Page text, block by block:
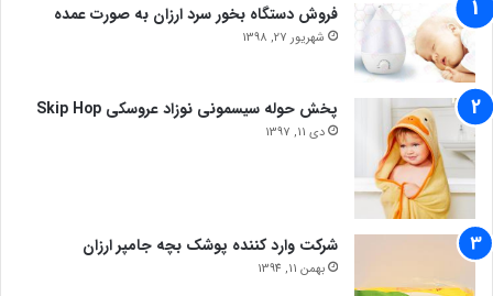
فروش دستگاه بخور سرد ارزان به صورت عمده
شهریور 27, 1398
پخش حوله سیسمونی نوزاد عروسکی Skip Hop
دی 11, 1397
شرکت وارد کننده پوشک بچه جامپر ارزان
بهمن 11, 1394